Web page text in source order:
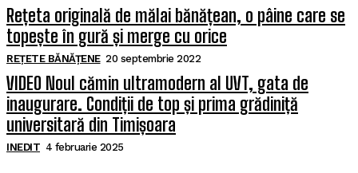
Rețeta originală de mălai bănățean, o pâine care se
topește în gură și merge cu orice
REȚETE BĂNĂȚENE 20 septembrie 2022
VIDEO Noul cămin ultramodern al UVT, gata de
inaugurare. Condiții de top și prima grădiniță
universitară din Timișoara
INEDIT 4 februarie 2025